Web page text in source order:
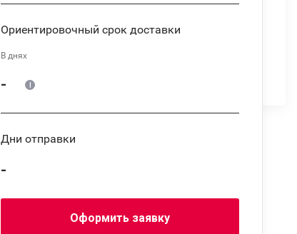
Ориентировочный срок доставки
В днях
-
Дни отправки
-
Оформить заявку